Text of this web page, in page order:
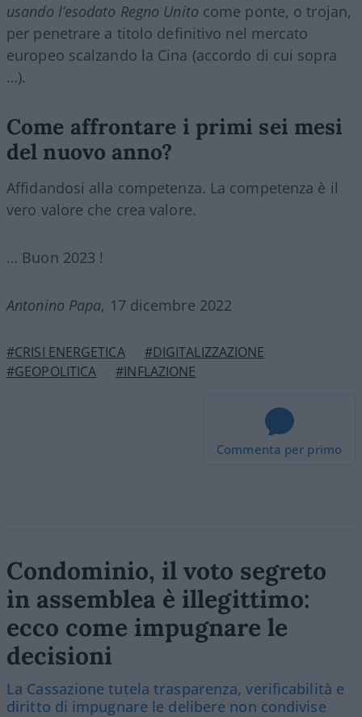
usando l’esodato Regno Unito come ponte, o trojan,
per penetrare a titolo definitivo nel mercato
europeo scalzando la Cina (accordo di cui sopra
…).
Come affrontare i primi sei mesi
del nuovo anno?
Affidandosi alla competenza. La competenza è il
vero valore che crea valore.
… Buon 2023 !
Antonino Papa, 17 dicembre 2022
#CRISI ENERGETICA
#DIGITALIZZAZIONE
#GEOPOLITICA
#INFLAZIONE
Commenta per primo
Condominio, il voto segreto
in assemblea è illegittimo:
ecco come impugnare le
decisioni
La Cassazione tutela trasparenza, verificabilità e
diritto di impugnare le delibere non condivise